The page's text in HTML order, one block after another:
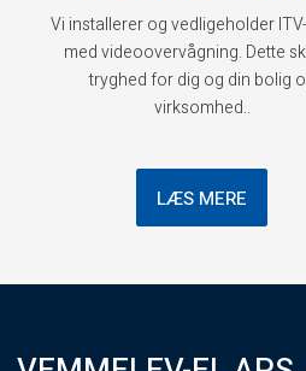
Vi installerer og vedligeholder
med videoovervågning. Dette
tryghed for dig og din bolig
virksomhed..
LÆS MERE